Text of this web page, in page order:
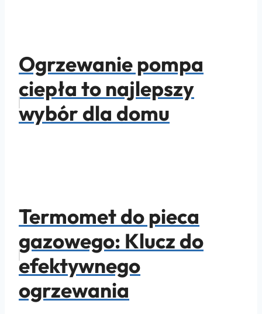
Ogrzewanie pompa
ciepła to najlepszy
wybór dla domu
Termomet do pieca
gazowego: Klucz do
efektywnego
ogrzewania